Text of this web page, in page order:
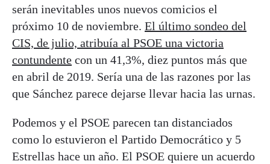
serán inevitables unos nuevos comicios el
próximo 10 de noviembre. El último sondeo del
CIS, de julio, atribuía al PSOE una victoria
contundente con un 41,3%, diez puntos más que
en abril de 2019. Sería una de las razones por las
que Sánchez parece dejarse llevar hacia las urnas.
Podemos y el PSOE parecen tan distanciados
como lo estuvieron el Partido Democrático y 5
Estrellas hace un año. El PSOE quiere un acuerdo